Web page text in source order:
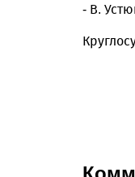
- В.